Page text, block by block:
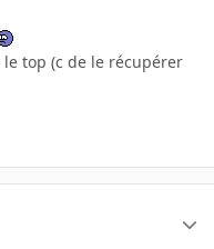
top (c de le récupérer